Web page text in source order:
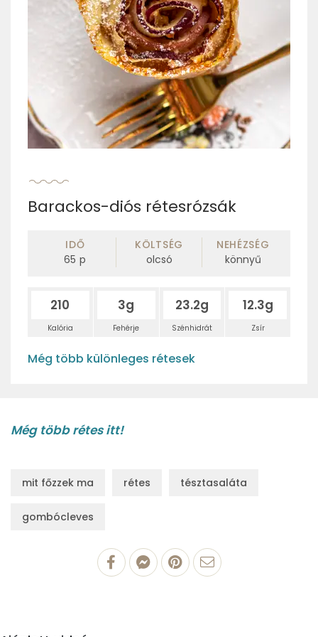
Barackos-diós rétesrózsák
IDŐ
65 p
KÖLTSÉG
olcsó
NEHÉZSÉG
könnyű
210
Kalória
3g
Fehérje
23.2g
Szénhidrát
12.3g
Zsír
Még több különleges rétesek
Még több rétes itt!
mit főzzek ma rétes tésztasaláta
gombócleves